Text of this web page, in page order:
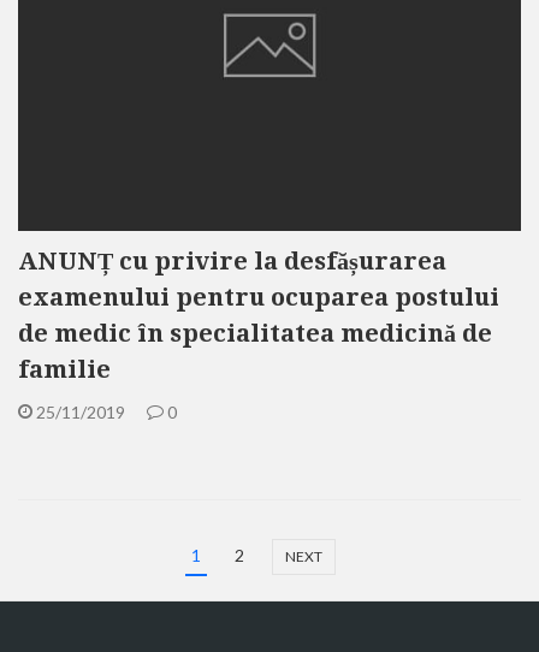
ANUNȚ cu privire la desfășurarea
examenului pentru ocuparea postului
de medic în specialitatea medicină de
familie
25/11/2019 0
1 2 NEXT